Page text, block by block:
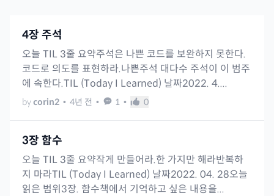
4장 주석
오늘 TIL 3줄 요약주석은 나쁜 코드를 보완하지 못한다.
코드로 의도를 표현하라.나쁜주석 대다수 주석이 이 범주
에 속한다.TIL (Today I Learned) 날짜2022. 4....
bycorin2 • 4년 전 • 1 • 0
3장 함수
오늘 TIL 3줄 요약작게 만들어라.한 가지만 해라반복하
지 마라TIL (Today I Learned) 날짜2022. 04. 28오늘
읽은 범위3장. 함수책에서 기억하고 싶은 내용을...